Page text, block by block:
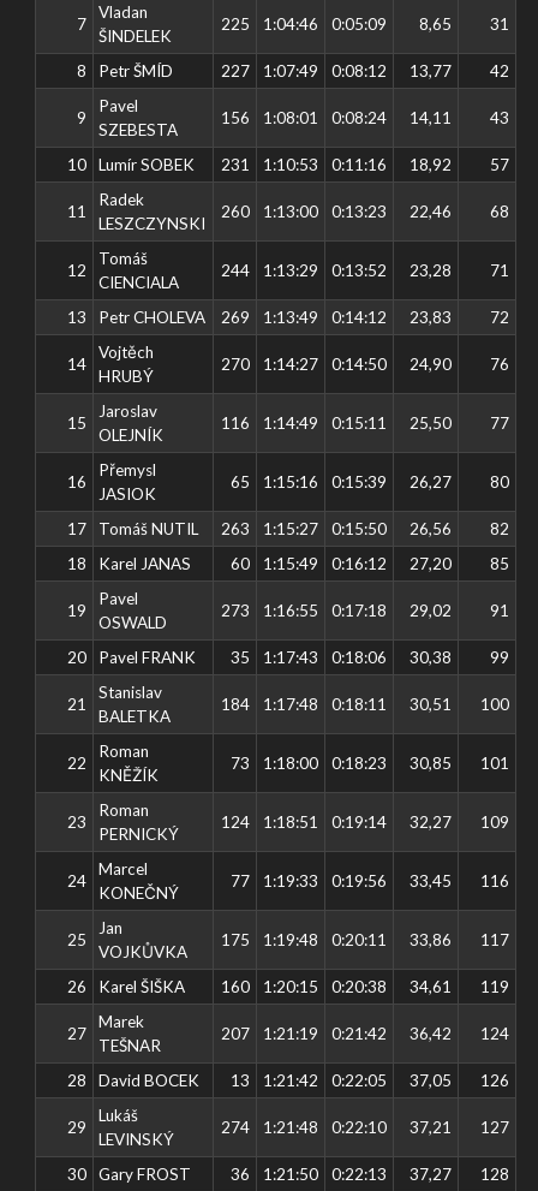
7
Vladan
ŠINDELEK
225 1:04:46 0:05:09 8,65 31
8 Petr ŠMÍD 227 1:07:49 0:08:12 13,77 42
9
Pavel
SZEBESTA
156 1:08:01 0:08:24 14,11 43
10 Lumír SOBEK 231 1:10:53 0:11:16 18,92 57
11
Radek
LESZCZYNSKI
260 1:13:00 0:13:23 22,46 68
12
Tomáš
CIENCIALA
244 1:13:29 0:13:52 23,28 71
13 Petr CHOLEVA 269 1:13:49 0:14:12 23,83 72
14
Vojtěch
HRUBÝ
270 1:14:27 0:14:50 24,90 76
15
Jaroslav
OLEJNÍK
116 1:14:49 0:15:11 25,50 77
16
Přemysl
JASIOK
65 1:15:16 0:15:39 26,27 80
17 Tomáš NUTIL 263 1:15:27 0:15:50 26,56
82
18
Karel JANAS 60 1:15:49 0:16:12 27,20 85
19
Pavel
OSWALD
273 1:16:55 0:17:18 29,02 91
20 Pavel FRANK 35 1:17:43 0:18:06 30,38 99
21
Stanislav
BALETKA
184 1:17:48 0:18:11 30,51 100
22
Roman
KNĚŽÍK
73 1:18:00 0:18:23 30,85 101
23
Roman
PERNICKÝ
124 1:18:51 0:19:14 32,27 109
24
Marcel
KONEČNÝ
77 1:19:33 0:19:56 33,45 116
25
Jan
VOJKŮVKA
175 1:19:48 0:20:11 33,86 117
26 Karel ŠIŠKA 160 1:20:15 0:20:38 34,61 119
27
Marek
TEŠNAR
207 1:21:19 0:21:42 36,42 124
28 David BOCEK 13 1:21:42 0:22:05 37,05 126
29
Lukáš
LEVINSKÝ
274 1:21:48 0:22:10 37,21 127
30 Gary FROST 36 1:21:50 0:22:13 37,27
128